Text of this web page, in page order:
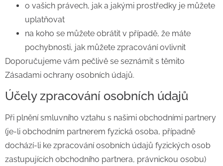
o vašich právech, jak a jakými prostředky je můžete
uplatňovat
na koho se můžete obrátit v případě, že máte
pochybnosti, jak můžete zpracování ovlivnit
Doporučujeme vám pečlivě se seznámit s těmito
Zásadami ochrany osobních údajů.
Účely zpracování osobních údajů
Při plnění smluvního vztahu s našimi obchodními partnery
(je-li obchodním partnerem fyzická osoba, případně
dochází-li ke zpracování osobních údajů fyzických osob
zastupujících obchodního partnera, právnickou osobu)